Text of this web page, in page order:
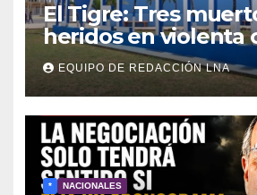
El Tigre: Tres
heridos en violenta
de vehículos
EQUIPO DE REDACCIÓN LNA
* NACIONALES